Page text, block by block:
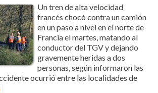
Un tren de alta velocidad
francés chocó contra un camión
en un paso a nivel en el norte de
Francia el martes, matando al
conductor del TGV y dejando
gravemente heridas a dos
personas, según informaron las
ocurrió entre las localidades de